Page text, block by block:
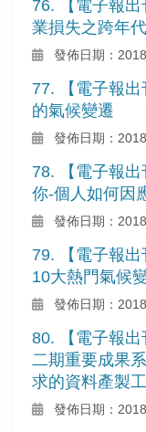
76. 【電子報
業損失之跨年
發佈日期：
77. 【電子報
的氣候變遷
發佈日期：
78. 【電子報
你-個人如何因
發佈日期：
79. 【電子報
10大熱門氣候
發佈日期：
80. 【電子報
二期重要成果
求的資料產製
發佈日期：